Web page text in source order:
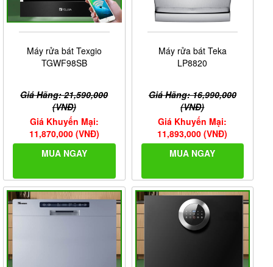
Máy rửa bát Texgio
TGWF98SB
Giá Hãng: 21,590,000
(VNĐ)
Giá Khuyến Mại:
11,870,000 (VNĐ)
MUA NGAY
Máy rửa bát Teka
LP8820
Giá Hãng: 16,990,000
(VNĐ)
Giá Khuyến Mại:
11,893,000 (VNĐ)
MUA NGAY